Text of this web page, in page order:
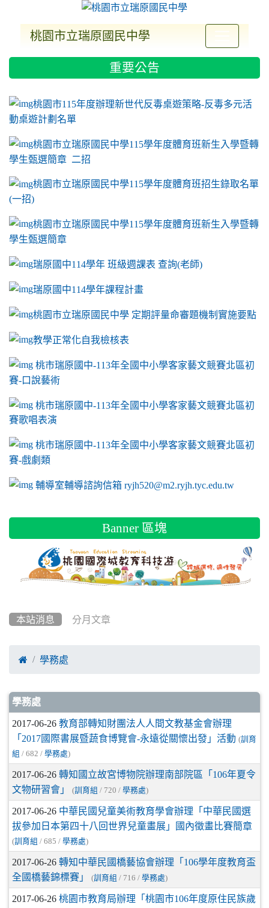
桃園市立瑞原國民中學
重要公告
link to https://sites.google.com/a/m2.ryjh.tyc.edu.tw/ryjh011/
桃園市115年度辦理新世代反毒桌遊策略-反毒多元活
動桌遊計劃名單
桃園市立瑞原國民中學115學年度體育班新生入學暨轉
學生甄選簡章 二招
桃園市立瑞原國民中學115學年度體育班招生錄取名單
(一招)
桃園市立瑞原國民中學115學年度體育班新生入學暨轉
學生甄選簡章
瑞原國中114學年 班級週課表 查詢(老師)
瑞原國中114學年課程計畫
link to https://sites.google.com/a/m2.ryjh.tyc.edu.tw/ryjh011/
桃園市立瑞原國民中學 定期評量命審題機制實施要點
link to https://sites.google.com/a/m2.ryjh.tyc.edu.tw/
教學正常化自我檢核表
link to mailto:ryjh520@m2.ryjh.tyc.edu.tw
link to mailto:ryjh520@m2.ryjh.tyc.edu.tw
ink to mailto:ryjh520@m2.ryjh.tyc.edu.tw
link to mailto:ryjh520@m2.ryjh.tyc.edu.tw
link to mailto:ryjh520@m2.ryjh.tyc.edu.tw
ink to mailto:ryjh520@m2.ryjh.tyc.edu.tw
ink to mailto:ryjh520@m2.ryjh.tyc.edu.tw
link to https://sites.google.com/a/m2.ryjh.tyc.edu.tw/ryjh011/
ink to mailto:ryjh520@m2.ryjh.tyc.edu.tw
link to https://tyc.entry.edu.tw/NoExamImitate_TL/
桃市瑞原國中-113年全國中小學客家藝文競賽北區初
賽-口說藝術
link to https://tyc.entry.edu.tw/NoExamImitate_TL/
桃市瑞原國中-113年全國中小學客家藝文競賽北區初
賽歌唱表演
link to https://tyc.entry.edu.tw/NoExamImitate_TL/
桃市瑞原國中-113年全國中小學客家藝文競賽北區初
賽-戲劇類
link to https://tyc.entry.edu.tw/NoExamImitate_TL/
輔導室輔導諮詢信箱 ryjh520@m2.ryjh.tyc.edu.tw
Banner 區塊
本站消息 分月文章
 學務處
文章列表
學務處
2017-06-26 教育部轉知財團法人人間文教基金會辦理
「2017國際書展暨蔬食博覽會-永遠從關懷出發」活動 (訓育
組 / 682 / 學務處)
2017-06-26 轉知國立故宮博物院辦理南部院區「106年夏令
文物研習會」
(訓育組 / 720 / 學務處)
2017-06-26 中華民國兒童美術教育學會辦理「中華民國選
拔參加日本第四十八回世界兒童畫展」國內徵畫比賽簡章
(訓育組 / 685 / 學務處)
2017-06-26 轉知中華民國橋藝協會辦理「106學年度教育盃
全國橋藝錦標賽」
(訓育組 / 716 / 學務處)
2017-06-26 桃園市教育局辦理「桃園市106年度原住民族歲